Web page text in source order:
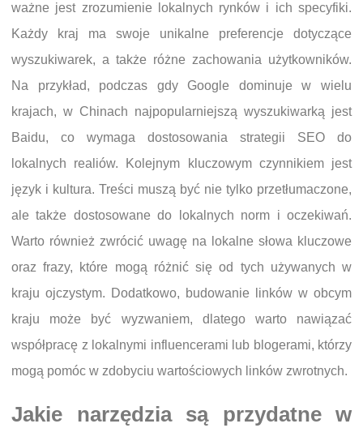
ważne jest zrozumienie lokalnych rynków i ich specyfiki.
Każdy kraj ma swoje unikalne preferencje dotyczące
wyszukiwarek, a także różne zachowania użytkowników.
Na przykład, podczas gdy Google dominuje w wielu
krajach, w Chinach najpopularniejszą wyszukiwarką jest
Baidu, co wymaga dostosowania strategii SEO do
lokalnych realiów. Kolejnym kluczowym czynnikiem jest
język i kultura. Treści muszą być nie tylko przetłumaczone,
ale także dostosowane do lokalnych norm i oczekiwań.
Warto również zwrócić uwagę na lokalne słowa kluczowe
oraz frazy, które mogą różnić się od tych używanych w
kraju ojczystym. Dodatkowo, budowanie linków w obcym
kraju może być wyzwaniem, dlatego warto nawiązać
współpracę z lokalnymi influencerami lub blogerami, którzy
mogą pomóc w zdobyciu wartościowych linków zwrotnych.
Jakie narzędzia są przydatne w